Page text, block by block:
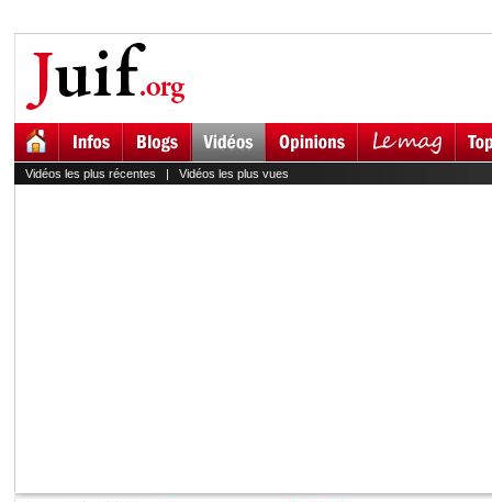
Vidéos les plus récentes | Vidéos les plus vues